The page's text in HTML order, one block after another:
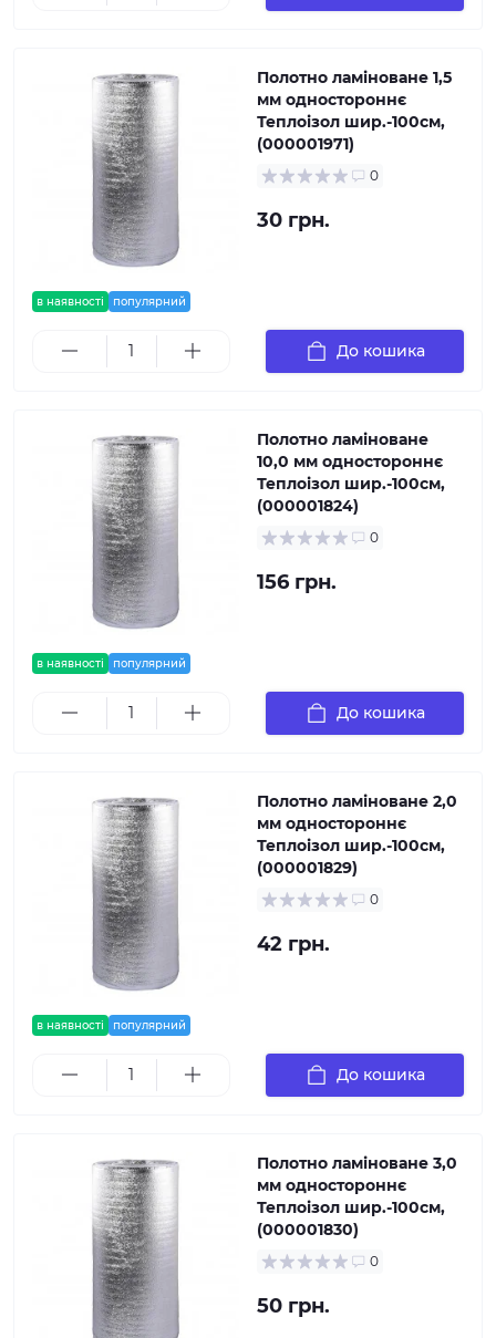
в наявності популярний
Полотно ламіноване 1,5
мм одностороннє
Теплоізол шир.-100см,
(000001971)
0
30 грн.
До кошика
в наявності популярний
Полотно ламіноване
10,0 мм одностороннє
Теплоізол шир.-100см,
(000001824)
0
156 грн.
До кошика
в наявності популярний
Полотно ламіноване 2,0
мм одностороннє
Теплоізол шир.-100см,
(000001829)
0
42 грн.
До кошика
Полотно ламіноване 3,0
мм одностороннє
Теплоізол шир.-100см,
(000001830)
0
50 грн.